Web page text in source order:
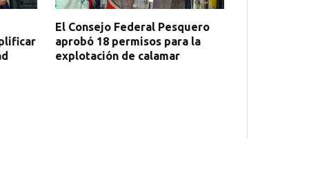
El Consejo Federal Pesquero
aprobó 18 permisos para la
explotación de calamar